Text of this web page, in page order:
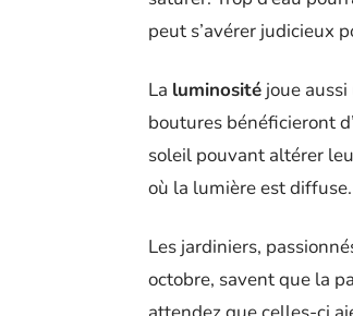
peut s’avérer judicieux
La luminosité joue
boutures bénéficieront
soleil pouvant altérer
où la lumière est
Les jardiniers,
octobre, savent que la